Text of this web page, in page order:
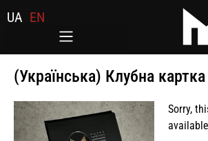
UA EN
(Українська) Клубна картка
Sorry,